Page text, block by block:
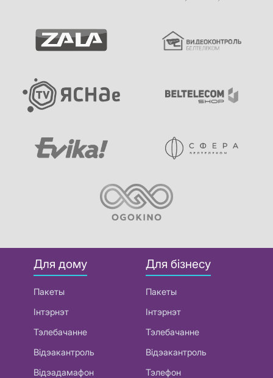
Для дому
Пакеты
Інтэрнэт
Тэлебачанне
Відэакантроль
Відэадамафон
Для бізнесу
Пакеты
Інтэрнэт
Тэлебачанне
Відэакантроль
Тэлефон